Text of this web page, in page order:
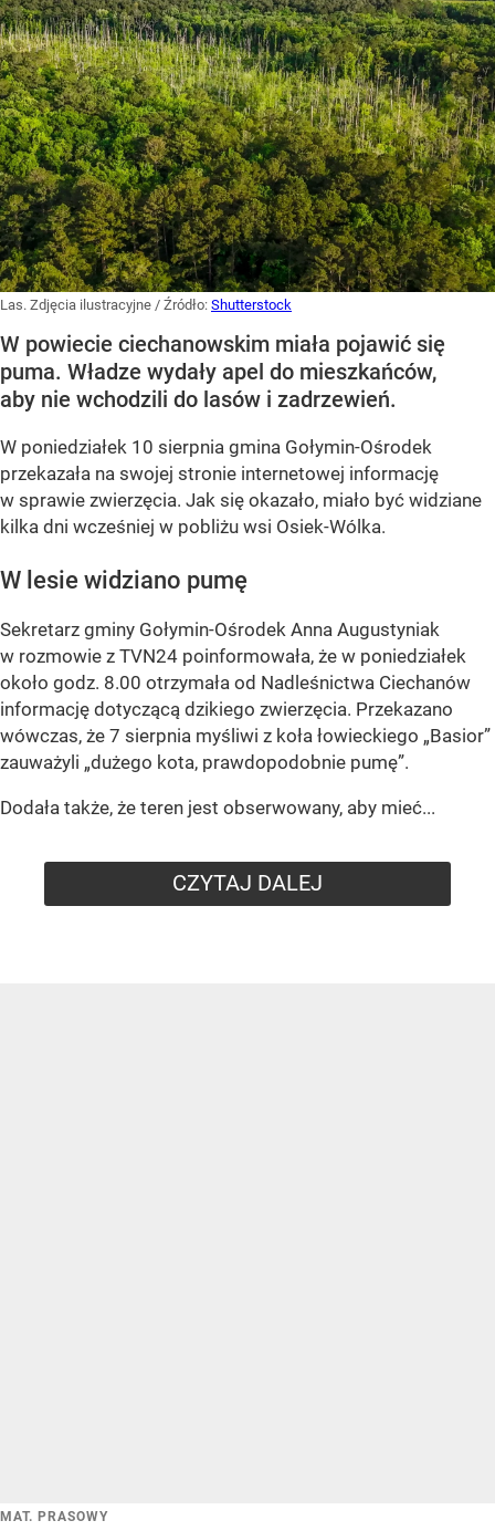
Las. Zdjęcia ilustracyjne / Źródło: Shutterstock
W powiecie ciechanowskim miała pojawić się
puma. Władze wydały apel do mieszkańców,
aby nie wchodzili do lasów i zadrzewień.
W poniedziałek 10 sierpnia gmina Gołymin-Ośrodek
przekazała na swojej stronie internetowej informację
w sprawie zwierzęcia. Jak się okazało, miało być widziane
kilka dni wcześniej w pobliżu wsi Osiek-Wólka.
W lesie widziano pumę
Sekretarz gminy Gołymin-Ośrodek Anna Augustyniak
w rozmowie z TVN24 poinformowała, że w poniedziałek
około godz. 8.00 otrzymała od Nadleśnictwa Ciechanów
informację dotyczącą dzikiego zwierzęcia. Przekazano
wówczas, że 7 sierpnia myśliwi z koła łowieckiego „Basior”
zauważyli „dużego kota, prawdopodobnie pumę”.
Dodała także, że teren jest obserwowany, aby mieć...
CZYTAJ DALEJ
MAT. PRASOWY